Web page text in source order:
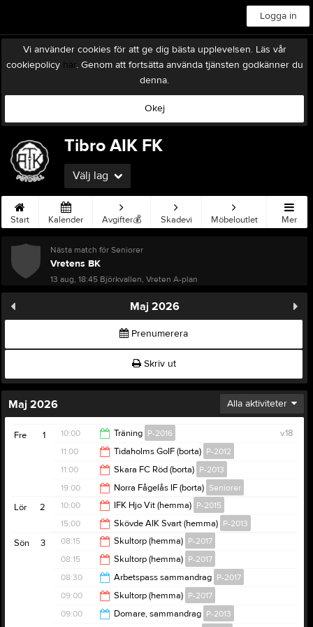
Logga in
Vi använder cookies för att ge dig bästa upplevelsen. Läs vår
cookiepolicy här. Genom att fortsätta använda tjänsten godkänner du
denna.
Okej
Tibro AIK FK
Välj lag
Start Kalender Avgifter💰 Skadevi Möbeloutlet Mer
Nästa match för Seniorer
Vretens BK
13 aug, 18:45 Björkvallen, Vreten A-plan
Maj 2026
Prenumerera
Skriv ut
Maj 2026 Alla aktiviteter
1
Fre v.18
10:00 Träning P-2016
11:30
11:00 Tidaholms GoIF (borta) P-2012
13:30
11:00 Skara FC Röd (borta) P-2013
13:00
19:00 Norra Fågelås IF (borta) Seniorer
21:00
2
Lör 10:00 IFK Hjo Vit (hemma) P-2015
12:00
15:00 Skövde AIK Svart (hemma) P-2013
17:00
3
Sön 08:15 Skultorp (hemma) P-2017
13:30
08:15 Skultorp (hemma) P-2017
13:00
08:30 Arbetspass sammandrag P-2017
14:30
09:00 Skultorp (hemma) P-2017
09:00 Domare, sammandrag P-2013